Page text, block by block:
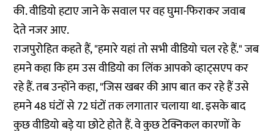
की. वीडियो हटाए जाने के सवाल पर वह घुमा-फिराकर जवाब
देते नजर आए.
राजपुरोहित कहते हैं, "हमारे यहां तो सभी वीडियो चल रहे हैं." जब
हमने कहा कि हम उस वीडियो का लिंक आपको व्हाट्सएप कर
रहे हैं. तब उन्होंने कहा, "जिस खबर की आप बात कर रहे हैं उसे
हमने 48 घंटों से 72 घंटों तक लगातार चलाया था. इसके बाद
कुछ वीडियो बड़े या छोटे होते हैं. वे कुछ टेक्निकल कारणों के